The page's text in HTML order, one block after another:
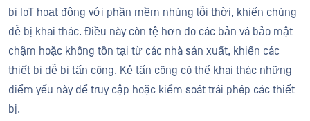
bị IoT hoạt động với phần mềm nhúng lỗi thời, khiến chúng
dễ bị khai thác. Điều này còn tệ hơn do các bản vá bảo mật
chậm hoặc không tồn tại từ các nhà sản xuất, khiến các
thiết bị dễ bị tấn công. Kẻ tấn công có thể khai thác những
điểm yếu này để truy cập hoặc kiểm soát trái phép các thiết
bị.